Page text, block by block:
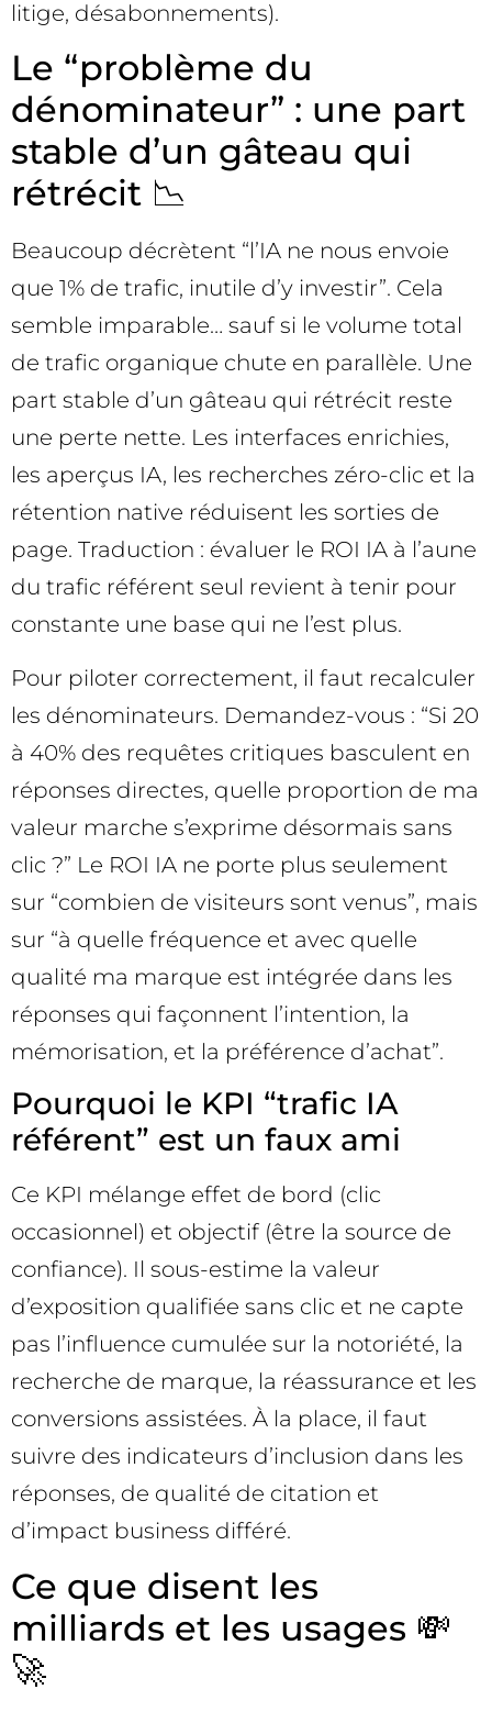
litige, désabonnements).
Le “problème du
dénominateur” : une part
stable d’un gâteau qui
rétrécit 📉
Beaucoup décrètent “l’IA ne nous envoie
que 1% de trafic, inutile d’y investir”. Cela
semble imparable… sauf si le volume total
de trafic organique chute en parallèle. Une
part stable d’un gâteau qui rétrécit reste
une perte nette. Les interfaces enrichies,
les aperçus IA, les recherches zéro-clic et la
rétention native réduisent les sorties de
page. Traduction : évaluer le ROI IA à l’aune
du trafic référent seul revient à tenir pour
constante une base qui ne l’est plus.
Pour piloter correctement, il faut recalculer
les dénominateurs. Demandez-vous : “Si 20
à 40% des requêtes critiques basculent en
réponses directes, quelle proportion de ma
valeur marche s’exprime désormais sans
clic ?” Le ROI IA ne porte plus seulement
sur “combien de visiteurs sont venus”, mais
sur “à quelle fréquence et avec quelle
qualité ma marque est intégrée dans les
réponses qui façonnent l’intention, la
mémorisation, et la préférence d’achat”.
Pourquoi le KPI “trafic IA
référent” est un faux ami
Ce KPI mélange effet de bord (clic
occasionnel) et objectif (être la source de
confiance). Il sous-estime la valeur
d’exposition qualifiée sans clic et ne capte
pas l’influence cumulée sur la notoriété, la
recherche de marque, la réassurance et les
conversions assistées. À la place, il faut
suivre des indicateurs d’inclusion dans les
réponses, de qualité de citation et
d’impact business différé.
Ce que disent les
milliards et les usages 💸
🚀